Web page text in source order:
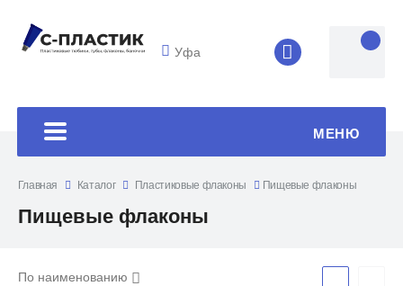
Уфа 8 (4852) 33-
МЕНЮ
Главная Каталог Пластиковые флаконы Пищевые флаконы
Пищевые флаконы
По наименованию